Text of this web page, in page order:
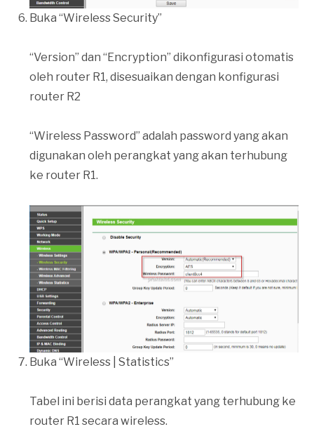
Buka “Wireless Security”
“Version” dan “Encryption” dikonfigurasi otomatis
oleh router R1, disesuaikan dengan konfigurasi
router R2
“Wireless Password” adalah password yang akan
digunakan oleh perangkat yang akan terhubung
ke router R1.
Buka “Wireless | Statistics”
Tabel ini berisi data perangkat yang terhubung ke
router R1 secara wireless.